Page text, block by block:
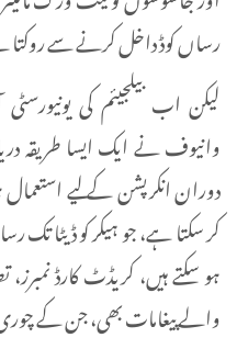
رساں کوڈ داخل کرنے سے
وانیوف نے ایک ایسا طریقہ
کر سکتا ہے، جو ہیکر کو ڈیٹا
ہو سکتے ہیں، کریڈٹ کارڈ
والے پیغامات بھی، جن کے